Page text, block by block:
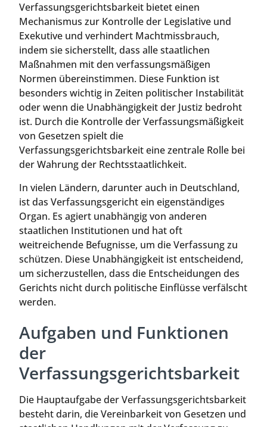
Verfassungsgerichtsbarkeit bietet einen
Mechanismus zur Kontrolle der Legislative und
Exekutive und verhindert Machtmissbrauch,
indem sie sicherstellt, dass alle staatlichen
Maßnahmen mit den verfassungsmäßigen
Normen übereinstimmen. Diese Funktion ist
besonders wichtig in Zeiten politischer Instabilität
oder wenn die Unabhängigkeit der Justiz bedroht
ist. Durch die Kontrolle der Verfassungsmäßigkeit
von Gesetzen spielt die
Verfassungsgerichtsbarkeit eine zentrale Rolle bei
der Wahrung der Rechtsstaatlichkeit.
In vielen Ländern, darunter auch in Deutschland,
ist das Verfassungsgericht ein eigenständiges
Organ. Es agiert unabhängig von anderen
staatlichen Institutionen und hat oft
weitreichende Befugnisse, um die Verfassung zu
schützen. Diese Unabhängigkeit ist entscheidend,
um sicherzustellen, dass die Entscheidungen des
Gerichts nicht durch politische Einflüsse verfälscht
werden.
Aufgaben und Funktionen
der
Verfassungsgerichtsbarkeit
Die Hauptaufgabe der Verfassungsgerichtsbarkeit
besteht darin, die Vereinbarkeit von Gesetzen und